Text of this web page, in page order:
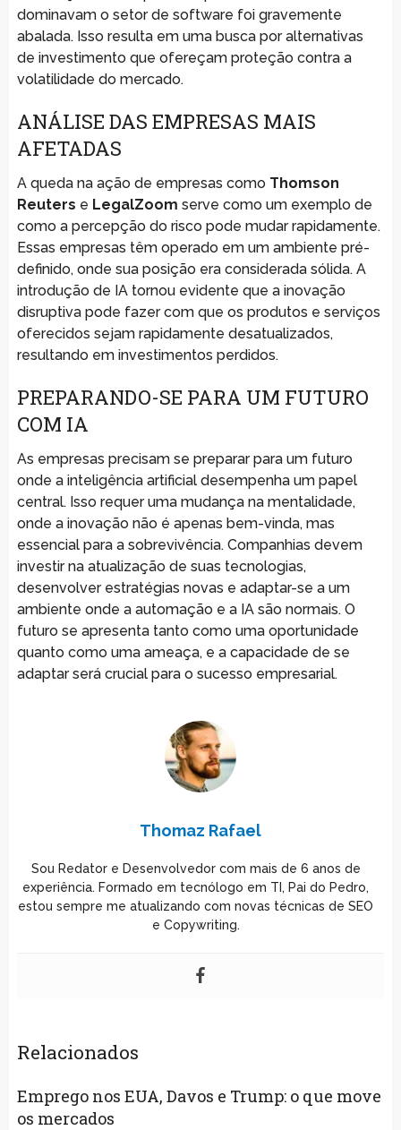
dominavam o setor de software foi gravemente
abalada. Isso resulta em uma busca por alternativas
de investimento que ofereçam proteção contra a
volatilidade do mercado.
ANÁLISE DAS EMPRESAS MAIS
AFETADAS
A queda na ação de empresas como Thomson
Reuters e LegalZoom serve como um exemplo de
como a percepção do risco pode mudar rapidamente.
Essas empresas têm operado em um ambiente pré-
definido, onde sua posição era considerada sólida. A
introdução de IA tornou evidente que a inovação
disruptiva pode fazer com que os produtos e serviços
oferecidos sejam rapidamente desatualizados,
resultando em investimentos perdidos.
PREPARANDO-SE PARA UM FUTURO
COM IA
As empresas precisam se preparar para um futuro
onde a inteligência artificial desempenha um papel
central. Isso requer uma mudança na mentalidade,
onde a inovação não é apenas bem-vinda, mas
essencial para a sobrevivência. Companhias devem
investir na atualização de suas tecnologias,
desenvolver estratégias novas e adaptar-se a um
ambiente onde a automação e a IA são normais. O
futuro se apresenta tanto como uma oportunidade
quanto como uma ameaça, e a capacidade de se
adaptar será crucial para o sucesso empresarial.
Thomaz Rafael
Sou Redator e Desenvolvedor com mais de 6 anos de
experiência. Formado em tecnólogo em TI, Pai do Pedro,
estou sempre me atualizando com novas técnicas de SEO
e Copywriting.
Relacionados
Emprego nos EUA, Davos e Trump: o que move
os mercados